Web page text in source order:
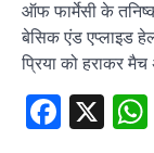
ऑफ फार्मेसी के
बेसिक एंड एप्लाइड
प्रिया को हराकर
X